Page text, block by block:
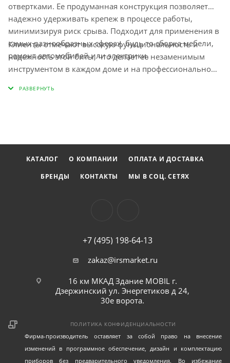
отвертками. Ее продуманная конструкция позволяет
надежно удерживать крепеж в процессе работы,
минимизируя риск срыва. Подходит для применения в
самых разнообразных сферах, будь то сборка мебели,
ремонт автомобилей или электрики.
Клиенты отмечают высокую функциональность и
надежность этой биты, что делает ее незаменимым
инструментом в каждом доме и на профессиональном
КАТАЛОГ О КОМПАНИИ
ОПЛАТА И ДОСТАВКА
БРЕНДЫ
КОНТАКТЫ МЫ В СОЦ. СЕТЯХ
+7 (495) 198-64-13
zakaz@irsmarket.ru
16 км МКАД Здание MOBIL г.
Дзержинский ул. Энергетиков д 24,
30е ворота.
ПОЛИТИКА КОНФИДЕНЦИАЛЬНОСТИ
Фирма-производитель оставляет за собой право на внесение
изменений в программное обеспечение, дизайн и комплектацию
приборов без предварительного уведомления. Во избежание